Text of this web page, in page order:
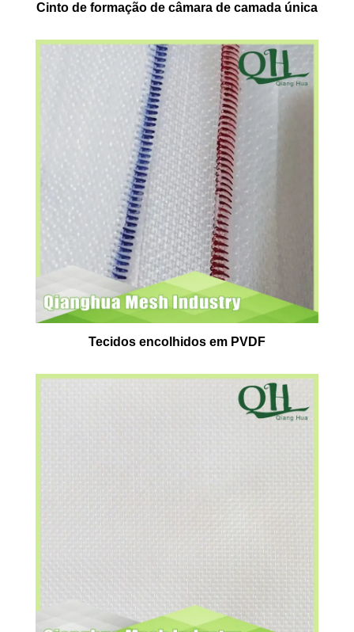
Cinto de formação de câmara de camada única
Tecidos encolhidos em PVDF